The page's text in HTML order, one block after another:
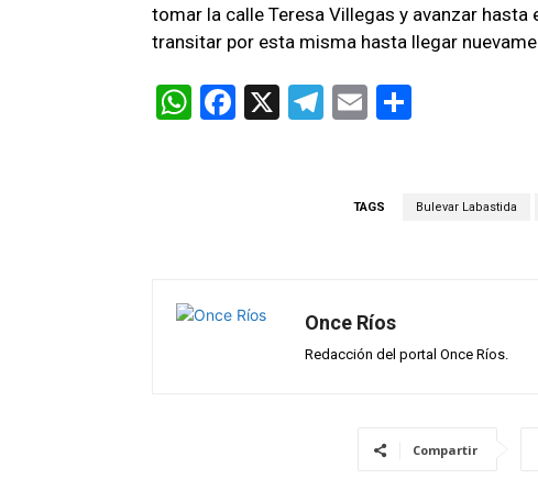
tomar la calle Teresa Villegas y avanzar
transitar por esta misma hasta llegar
W
p
F
k
X
T
gr
E
p
TAGS Bulevar Labastida
Once Ríos
Redacción del portal Once Ríos.
Compartir